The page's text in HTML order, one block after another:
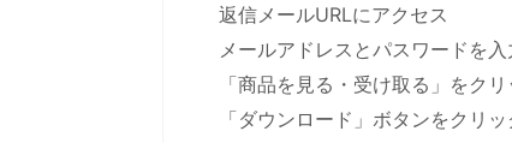
返信メールURLにアクセス
メールアドレスとパスワードを
「商品を見る・受け取る」をクリ
「ダウンロード」ボタンをクリッ